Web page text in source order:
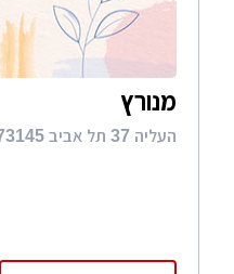
מנורץ
העליה 37 תל אביב 73145